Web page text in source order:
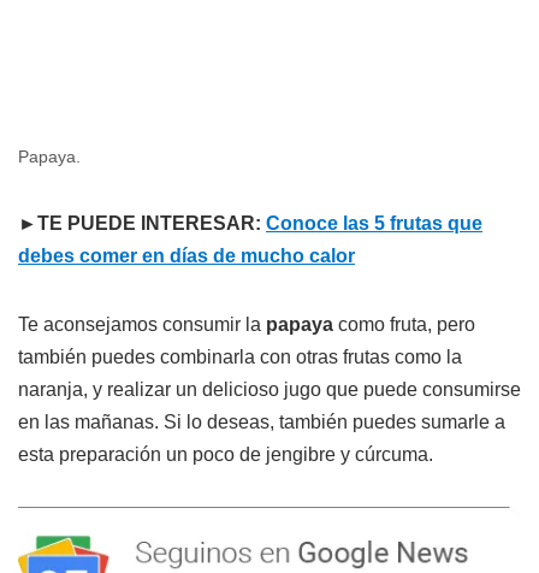
Papaya.
►TE PUEDE INTERESAR: Conoce las 5 frutas que
debes comer en días de mucho calor
Te aconsejamos consumir la papaya como fruta, pero
también puedes combinarla con otras frutas como la
naranja, y realizar un delicioso jugo que puede consumirse
en las mañanas. Si lo deseas, también puedes sumarle a
esta preparación un poco de jengibre y cúrcuma.